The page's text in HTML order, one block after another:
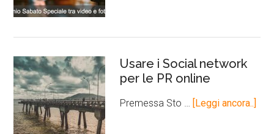
Usare i Social network
per le PR online
Premessa Sto … [Leggi ancora..]